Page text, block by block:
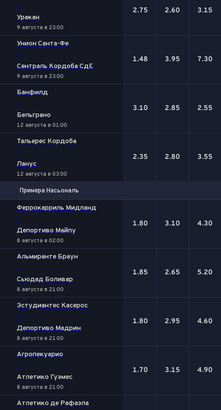
-
Уракан
9 августа в 23:00
2.75 2.60 3.15
Унион Санта-Фе
-
Сентраль Кордоба СдЕ
9 августа в 23:00
1.48 3.95 7.30
Банфилд
-
Бельграно
12 августа в 01:00
3.10 2.85 2.55
Тальерес Кордоба
-
Ланус
12 августа в 03:00
2.35 2.80 3.55
Примера Насьональ
Феррокарриль Мидланд
-
Депортиво Майпу
8 августа в 02:00
1.80 3.10 4.30
Альмиранте Браун
-
Сьюдад Боливар
8 августа в 21:00
1.85 2.65 5.20
Эстудиантес Касерос
-
Депортиво Мадрин
8 августа в 21:00
1.80 2.95 4.60
Агропекуарио
-
Атлетико Гуэмес
8 августа в 21:00
1.70 3.15 4.90
Атлетико де Рафаэла